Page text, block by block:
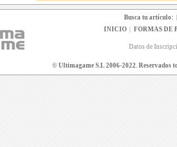
Busca tu artículo:
INICIO| FORMAS DE
Datos de
© Ultimagame S.L 2006-2022. Reservados